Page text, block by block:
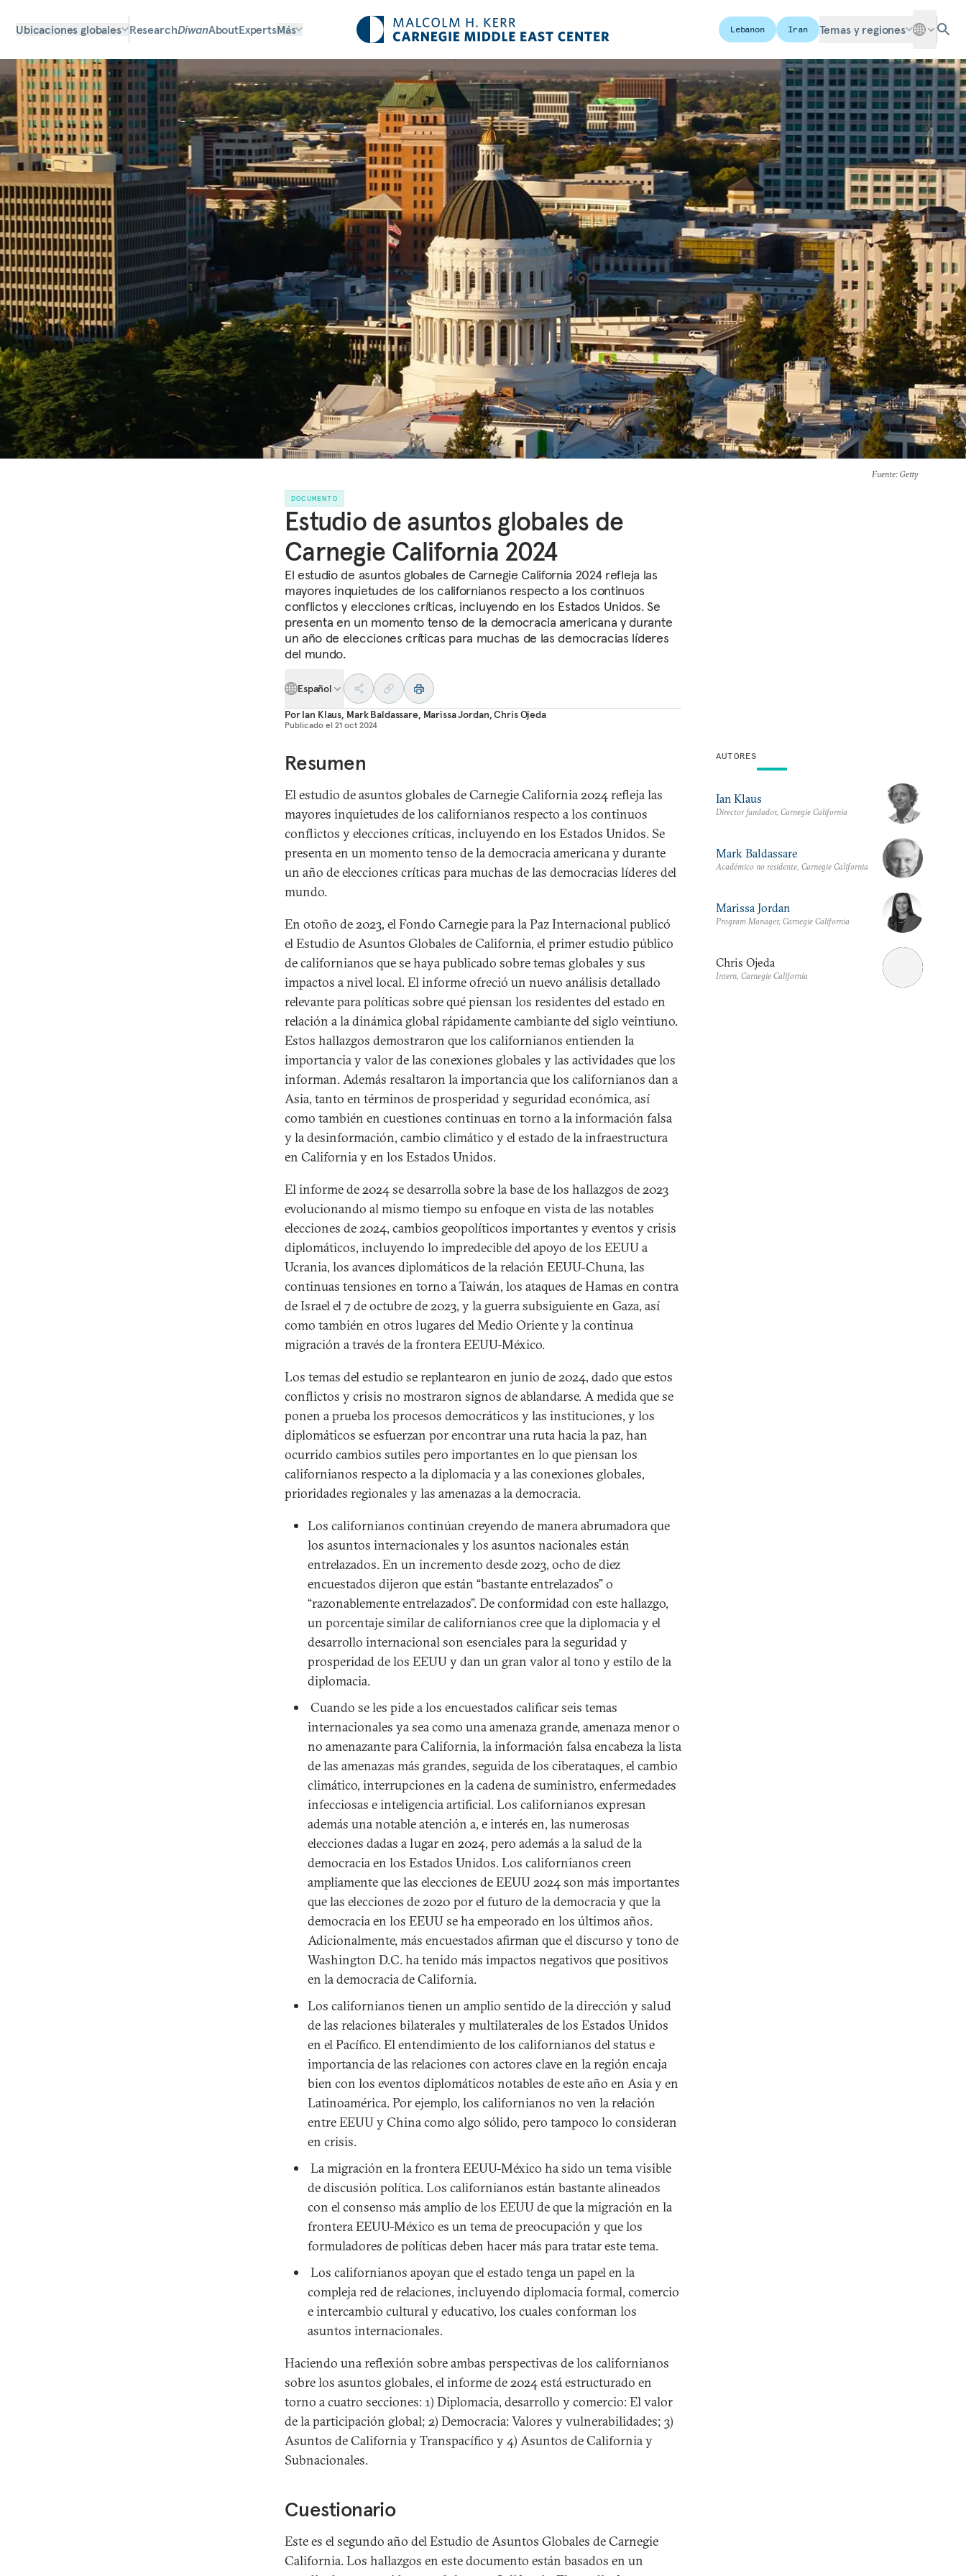
Ubicaciones globales ResearchDiwanAboutExpertsMás Lebanon Iran Temas y regiones
Fuente: Getty
DOCUMENTO
Estudio de asuntos globales de
Carnegie California 2024
El estudio de asuntos globales de Carnegie California 2024 refleja las
mayores inquietudes de los californianos respecto a los continuos
conflictos y elecciones críticas, incluyendo en los Estados Unidos. Se
presenta en un momento tenso de la democracia americana y durante
un año de elecciones críticas para muchas de las democracias líderes
del mundo.
Español
PorIan Klaus, Mark Baldassare, Marissa Jordan,Chris Ojeda
Publicado el 21 oct 2024
Resumen
El estudio de asuntos globales de Carnegie California 2024 refleja las
mayores inquietudes de los californianos respecto a los continuos
conflictos y elecciones críticas, incluyendo en los Estados Unidos. Se
presenta en un momento tenso de la democracia americana y durante
un año de elecciones críticas para muchas de las democracias líderes del
mundo.
En otoño de 2023, el Fondo Carnegie para la Paz Internacional publicó
el Estudio de Asuntos Globales de California, el primer estudio público
de californianos que se haya publicado sobre temas globales y sus
impactos a nivel local. El informe ofreció un nuevo análisis detallado
relevante para políticas sobre qué piensan los residentes del estado en
relación a la dinámica global rápidamente cambiante del siglo veintiuno.
Estos hallazgos demostraron que los californianos entienden la
importancia y valor de las conexiones globales y las actividades que los
informan. Además resaltaron la importancia que los californianos dan a
Asia, tanto en términos de prosperidad y seguridad económica, así
como también en cuestiones continuas en torno a la información falsa
y la desinformación, cambio climático y el estado de la infraestructura
en California y en los Estados Unidos.
El informe de 2024 se desarrolla sobre la base de los hallazgos de 2023
evolucionando al mismo tiempo su enfoque en vista de las notables
elecciones de 2024, cambios geopolíticos importantes y eventos y crisis
diplomáticos, incluyendo lo impredecible del apoyo de los EEUU a
Ucrania, los avances diplomáticos de la relación EEUU-Chuna, las
continuas tensiones en torno a Taiwán, los ataques de Hamas en contra
de Israel el 7 de octubre de 2023, y la guerra subsiguiente en Gaza, así
como también en otros lugares del Medio Oriente y la continua
migración a través de la frontera EEUU-México.
Los temas del estudio se replantearon en junio de 2024, dado que estos
conflictos y crisis no mostraron signos de ablandarse. A medida que se
ponen a prueba los procesos democráticos y las instituciones, y los
diplomáticos se esfuerzan por encontrar una ruta hacia la paz, han
ocurrido cambios sutiles pero importantes en lo que piensan los
californianos respecto a la diplomacia y a las conexiones globales,
prioridades regionales y las amenazas a la democracia.
Los californianos continúan creyendo de manera abrumadora que
los asuntos internacionales y los asuntos nacionales están
entrelazados. En un incremento desde 2023, ocho de diez
encuestados dijeron que están “bastante entrelazados” o
“razonablemente entrelazados”. De conformidad con este hallazgo,
un porcentaje similar de californianos cree que la diplomacia y el
desarrollo internacional son esenciales para la seguridad y
prosperidad de los EEUU y dan un gran valor al tono y estilo de la
diplomacia.
Cuando se les pide a los encuestados calificar seis temas
internacionales ya sea como una amenaza grande, amenaza menor o
no amenazante para California, la información falsa encabeza la lista
de las amenazas más grandes, seguida de los ciberataques, el cambio
climático, interrupciones en la cadena de suministro, enfermedades
infecciosas e inteligencia artificial. Los californianos expresan
además una notable atención a, e interés en, las numerosas
elecciones dadas a lugar en 2024, pero además a la salud de la
democracia en los Estados Unidos. Los californianos creen
ampliamente que las elecciones de EEUU 2024 son más importantes
que las elecciones de 2020 por el futuro de la democracia y que la
democracia en los EEUU se ha empeorado en los últimos años.
Adicionalmente, más encuestados afirman que el discurso y tono de
Washington D.C. ha tenido más impactos negativos que positivos
en la democracia de California.
Los californianos tienen un amplio sentido de la dirección y salud
de las relaciones bilaterales y multilaterales de los Estados Unidos
en el Pacífico. El entendimiento de los californianos del status e
importancia de las relaciones con actores clave en la región encaja
bien con los eventos diplomáticos notables de este año en Asia y en
Latinoamérica. Por ejemplo, los californianos no ven la relación
entre EEUU y China como algo sólido, pero tampoco lo consideran
en crisis.
La migración en la frontera EEUU-México ha sido un tema visible
de discusión política. Los californianos están bastante alineados
con el consenso más amplio de los EEUU de que la migración en la
frontera EEUU-México es un tema de preocupación y que los
formuladores de políticas deben hacer más para tratar este tema.
Los californianos apoyan que el estado tenga un papel en la
compleja red de relaciones, incluyendo diplomacia formal, comercio
e intercambio cultural y educativo, los cuales conforman los
asuntos internacionales.
Haciendo una reflexión sobre ambas perspectivas de los californianos
sobre los asuntos globales, el informe de 2024 está estructurado en
torno a cuatro secciones: 1) Diplomacia, desarrollo y comercio: El valor
de la participación global; 2) Democracia: Valores y vulnerabilidades; 3)
Asuntos de California y Transpacífico y 4) Asuntos de California y
Subnacionales.
Cuestionario
Este es el segundo año del Estudio de Asuntos Globales de Carnegie
California. Los hallazgos en este documento están basados en un
AUTORES
Ian Klaus
Director fundador, Carnegie California
Mark Baldassare
Académico no residente, Carnegie California
Marissa Jordan
Program Manager, Carnegie California
Chris Ojeda
Intern, Carnegie California